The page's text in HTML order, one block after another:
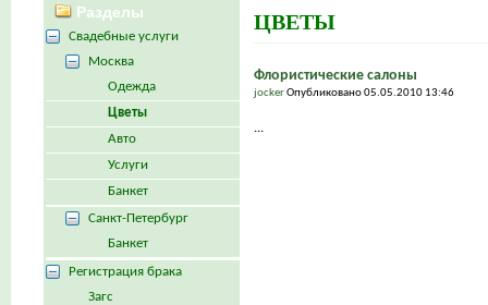
ЦВЕТЫ
Флористические салоны
jockerОпубликовано 05.05.2010 13:46
...
Разделы
Свадебные услуги
Москва
Одежда
Цветы
Авто
Услуги
Банкет
Санкт-Петербург
Банкет
Регистрация брака
Загс